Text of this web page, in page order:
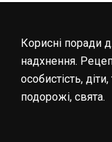
Корисні поради
надхнення.
особистість,
подорожі, свята.